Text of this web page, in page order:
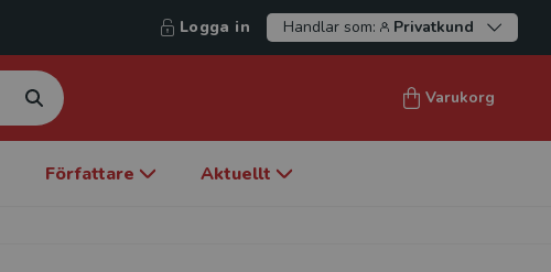
Logga in Handlar som: Privatkund
Varukorg
Författare Aktuellt